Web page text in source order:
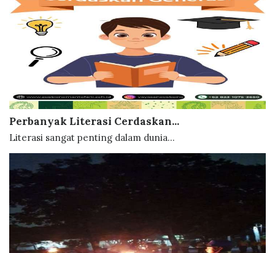
Perbanyak Literasi Cerdaskan...
Literasi sangat penting dalam dunia...